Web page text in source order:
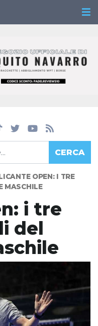
CERCA
OPEN: I TRE
MASCHILE
i tre
del